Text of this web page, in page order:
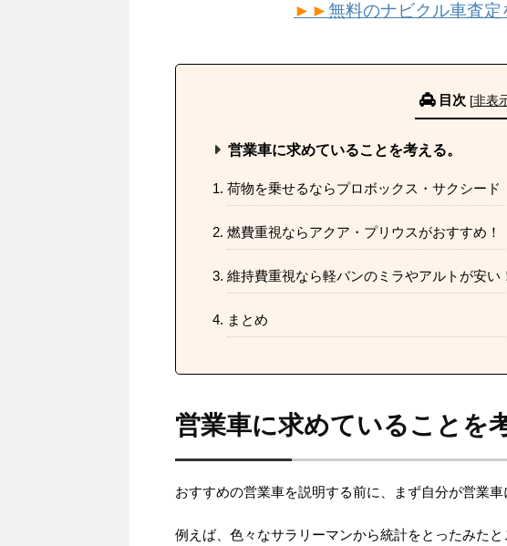
►►無料のナビクル車査定
目次 [非表
営業車に求めていることを考える。
荷物を乗せるならプロボックス・サクシード
燃費重視ならアクア・プリウスがおすすめ！
維持費重視なら軽バンのミラやアルトが安い
まとめ
営業車に求めていることを
おすすめの営業車を説明する前に、まず自分が営業
例えば、色々なサラリーマンから統計をとったみた